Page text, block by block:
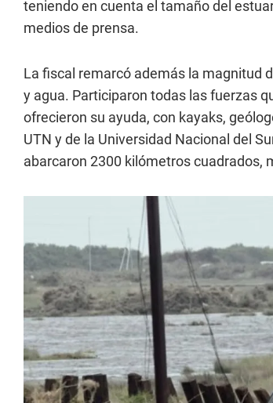
teniendo en cuenta el tamaño del
medios de prensa.
La fiscal remarcó además la magnitud
y agua. Participaron todas las fuerzas
ofrecieron su ayuda, con kayaks,
UTN y de la Universidad Nacional del
abarcaron 2300 kilómetros cuadrados,